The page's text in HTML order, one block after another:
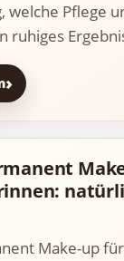
welche Pflege
ruhiges
Make-up für